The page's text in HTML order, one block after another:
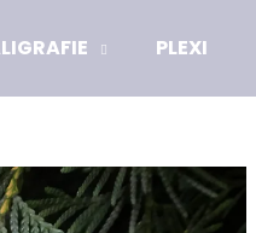
PLEXI